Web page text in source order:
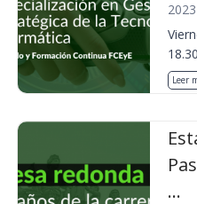
Leer
...